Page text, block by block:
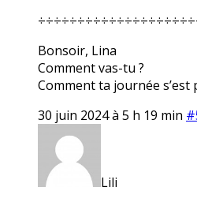
Bonsoir, Lina
Comment vas-tu ?
Comment ta journée s’est
30 juin 2024 à 5 h 19 min
Lili